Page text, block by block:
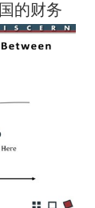
的财务